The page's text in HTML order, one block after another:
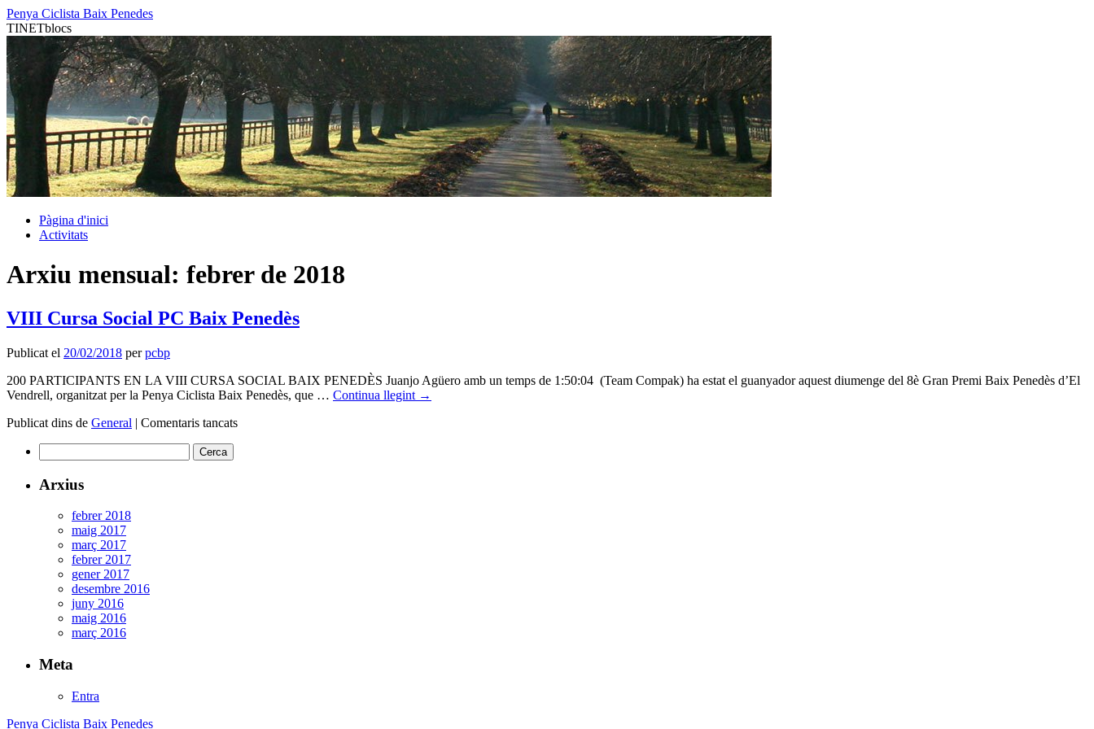
Vés
al
contingut
Penya Ciclista Baix Penedes
TINETblocs
Pàgina d'inici
Activitats
Arxiu mensual: febrer de 2018
VIII Cursa Social PC Baix Penedès
Publicat el 20/02/2018 per pcbp
200 PARTICIPANTS EN LA VIII CURSA SOCIAL BAIX PENEDÈS Juanjo Agüero amb un temps de 1:50:04 (Team Compak) ha estat el guanyador aquest diumenge del 8è Gran Premi Baix Penedès d’El
Vendrell, organitzat per la Penya Ciclista Baix Penedès, que … Continua llegint →
Publicat dins de General | Comentaris tancatsa
Arxius
febrer 2018
maig 2017
març 2017
febrer 2017
gener 2017
desembre 2016
juny 2016
maig 2016
març 2016
Meta
Entra
Penya Ciclista Baix Penedes